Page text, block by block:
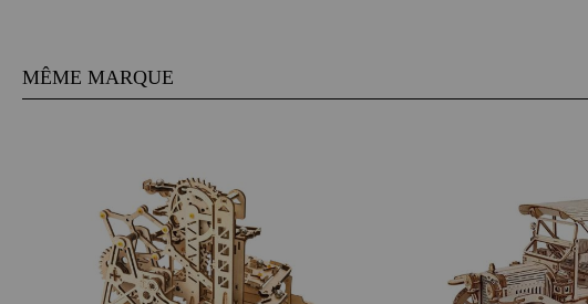
MÊME MARQUE